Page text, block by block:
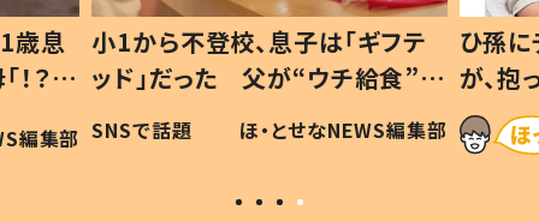
息子は「ギフテ
が“ウチ給食”を
とは #令和の親
・とせなNEWS編集部
ひ孫にデレデレな80歳じいじ
が、抱っこすると…ひ孫の反
「涙が出ました」「可愛くて仕
い」
ほ・とせなNEWS編